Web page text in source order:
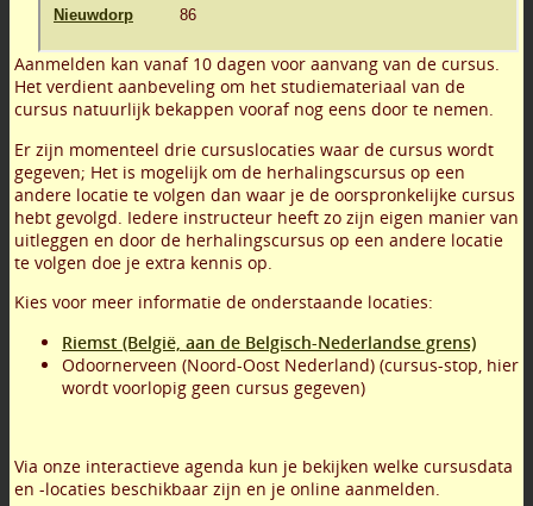
Aanmelden kan vanaf 10 dagen voor aanvang van de cursus.
Het verdient aanbeveling om het studiemateriaal van de
cursus natuurlijk bekappen vooraf nog eens door te nemen.
Er zijn momenteel drie cursuslocaties waar de cursus wordt
gegeven; Het is mogelijk om de herhalingscursus op een
andere locatie te volgen dan waar je de oorspronkelijke cursus
hebt gevolgd. Iedere instructeur heeft zo zijn eigen manier van
uitleggen en door de herhalingscursus op een andere locatie
te volgen doe je extra kennis op.
Kies voor meer informatie de onderstaande locaties:
Riemst (België, aan de Belgisch-Nederlandse grens)
Odoornerveen (Noord-Oost Nederland) (cursus-stop, hier
wordt voorlopig geen cursus gegeven)
Via onze interactieve agenda kun je bekijken welke cursusdata
en -locaties beschikbaar zijn en je online aanmelden.